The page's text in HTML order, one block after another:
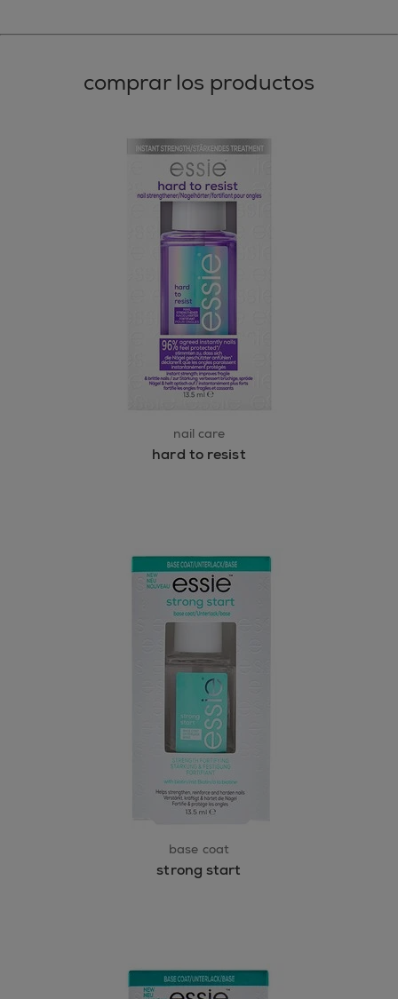
comprar los productos
nail care
hard to resist
base coat
strong start